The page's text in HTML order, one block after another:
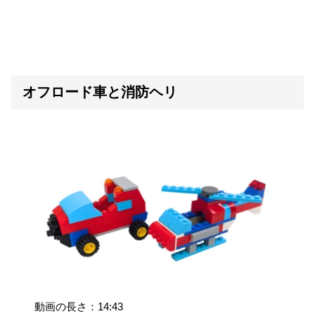
オフロード車と消防ヘリ
動画の長さ：14:43